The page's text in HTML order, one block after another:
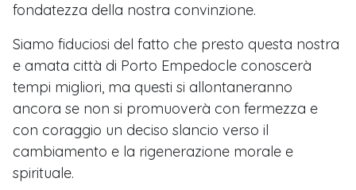
fondatezza della nostra convinzione.
Siamo fiduciosi del fatto che presto questa nostra
e amata città di Porto Empedocle conoscerà
tempi migliori, ma questi si allontaneranno
ancora se non si promuoverà con fermezza e
con coraggio un deciso slancio verso il
cambiamento e la rigenerazione morale e
spirituale.